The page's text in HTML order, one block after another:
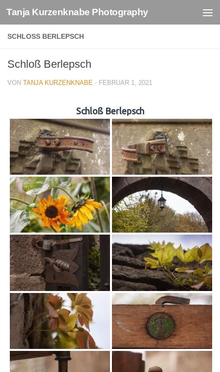
Zum Inhalt springen
Tanja Kurzenknabe Photography
SCHLOSS BERLEPSCH
Schloß Berlepsch
VON TANJA KURZENKNABE · FEBRUAR 1, 2021
Schloß Berlepsch